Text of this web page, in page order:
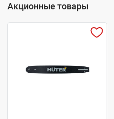
Акционные товары